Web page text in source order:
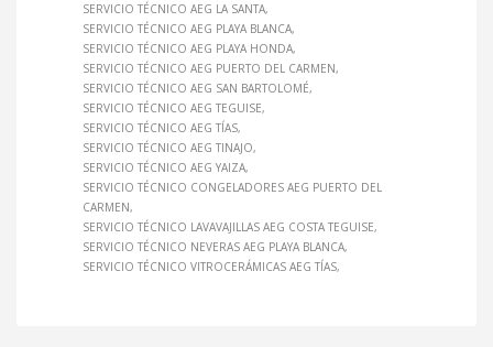
SERVICIO TÉCNICO AEG LA SANTA
SERVICIO TÉCNICO AEG PLAYA BLANCA
SERVICIO TÉCNICO AEG PLAYA HONDA
SERVICIO TÉCNICO AEG PUERTO DEL CARMEN
SERVICIO TÉCNICO AEG SAN BARTOLOMÉ
SERVICIO TÉCNICO AEG TEGUISE
SERVICIO TÉCNICO AEG TÍAS
SERVICIO TÉCNICO AEG TINAJO
SERVICIO TÉCNICO AEG YAIZA
SERVICIO TÉCNICO CONGELADORES AEG PUERTO DEL
CARMEN
SERVICIO TÉCNICO LAVAVAJILLAS AEG COSTA TEGUISE
SERVICIO TÉCNICO NEVERAS AEG PLAYA BLANCA
SERVICIO TÉCNICO VITROCERÁMICAS AEG TÍAS